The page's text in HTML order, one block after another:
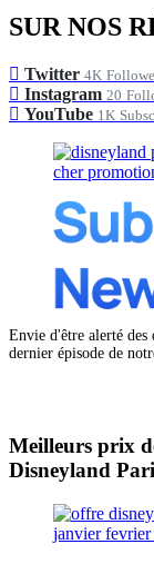
SUR NOS
Twitter 4K
Instagram 20
YouTube 1K
Envie d'être alerté des
dernier épisode de
Meilleurs prix
Disneyland